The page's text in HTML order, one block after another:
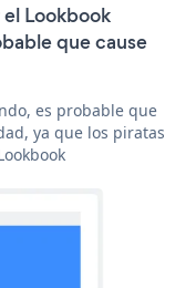
Lookbook
que cause
es probable que
ya que los piratas